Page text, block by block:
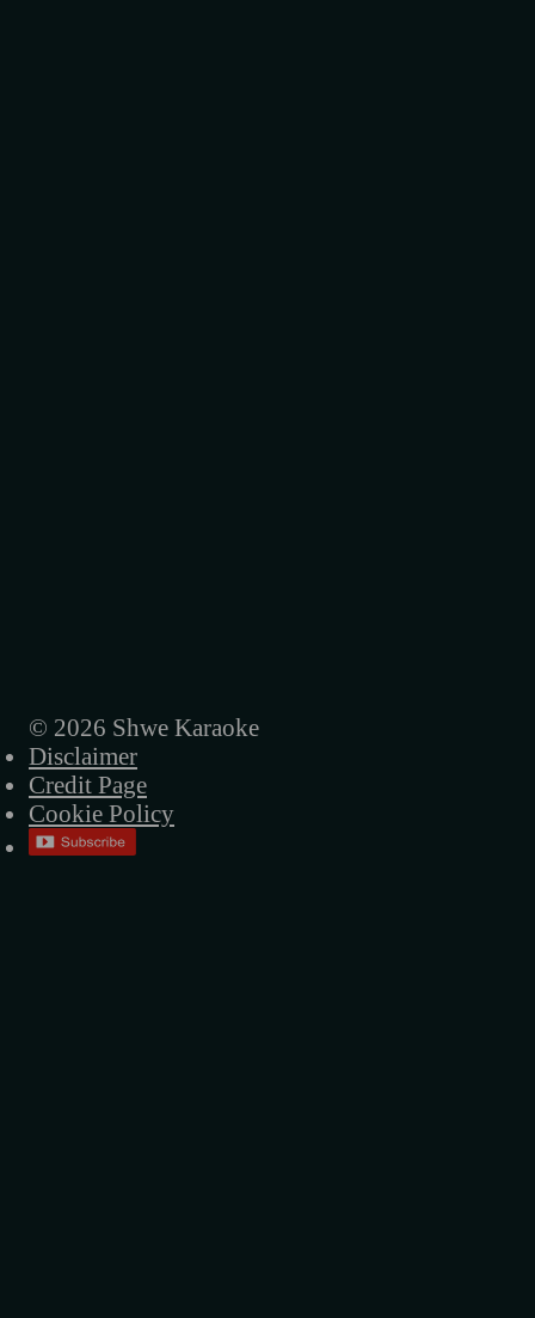
© 2026 Shwe Karaoke
Disclaimer
Credit Page
Cookie Policy